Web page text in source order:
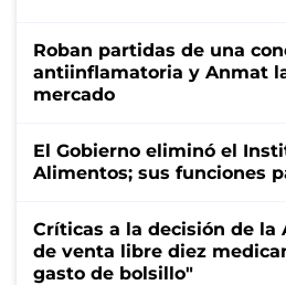
Roban partidas de una
antiinflamatoria y Anmat
mercado
El Gobierno eliminó el
Alimentos; sus funciones
Críticas a la decisión de la
de venta libre diez
gasto de bolsillo"